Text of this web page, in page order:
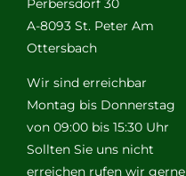
Perbersdorf 30
A-8093 St. Peter Am
Ottersbach
Wir sind erreichbar
Montag bis Donnerstag
von 09:00 bis 15:30 Uhr
Sollten Sie uns nicht
erreichen rufen wir gerne